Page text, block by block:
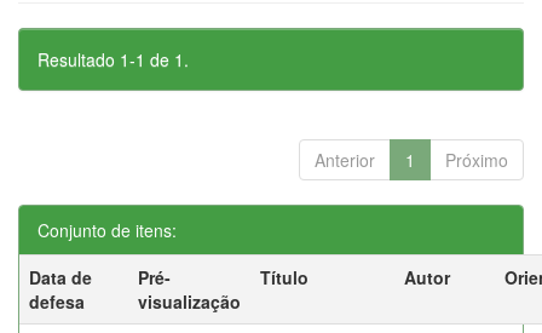
Resultado 1-1 de 1.
Anterior 1 Próximo
Conjunto de itens:
Data de
defesa
Pré-
visualização
Título Autor